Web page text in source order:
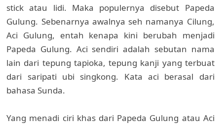
stick atau lidi. Maka populernya disebut Papeda
Gulung. Sebenarnya awalnya seh namanya Cilung,
Aci Gulung, entah kenapa kini berubah menjadi
Papeda Gulung. Aci sendiri adalah sebutan nama
lain dari tepung tapioka, tepung kanji yang terbuat
dari saripati ubi singkong. Kata aci berasal dari
bahasa Sunda.
Yang menadi ciri khas dari Papeda Gulung atau Aci